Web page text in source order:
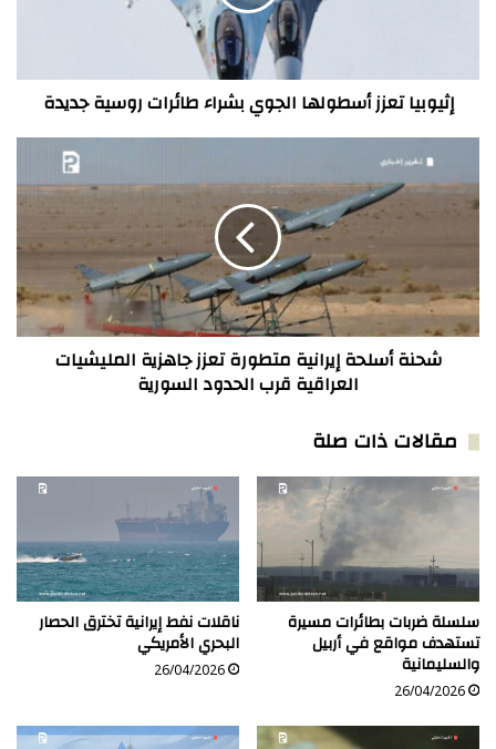
إثيوبيا تعزز أسطولها الجوي بشراء طائرات روسية جديدة
إيرانية
متطورة
المليشيات
العراقية
قرب
شحنة أسلحة إيرانية متطورة تعزز جاهزية المليشيات
العراقية قرب الحدود السورية
مقالات ذات صلة
سلسلة ضربات بطائرات مسيرة
تستهدف مواقع في أربيل
والسليمانية
26/04/2026
ناقلات نفط إيرانية تخترق الحصار
البحري الأمريكي
26/04/2026